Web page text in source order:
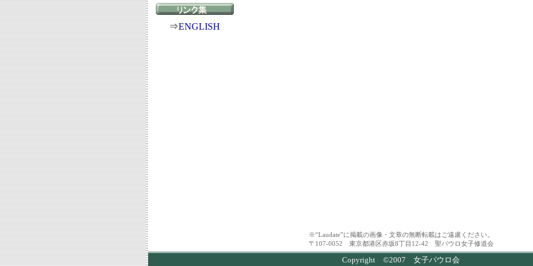
⇒ENGLISH
※“Laudate”に掲載の画像・文章の無断転載はご遠慮ください。
〒107-0052 東京都港区赤坂8丁目12-42 聖パウロ女子修道会
Copyright ©2007 女子パウロ会